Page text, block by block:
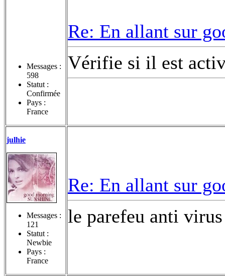
Messages :
598
Statut :
Confirmée
Pays :
France
Re: En allant sur
Vérifie si il est
julhie
Messages :
121
Statut :
Newbie
Pays :
France
Re: En allant sur
le parefeu anti